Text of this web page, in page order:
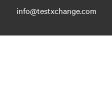
info@testxchange.com